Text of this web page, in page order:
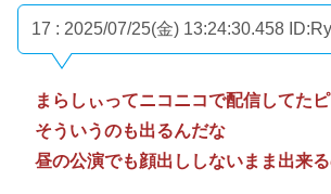
17 : 2025/07/25(金) 13:24:30.458
まらしぃってニコニコで配信してた
そういうのも出るんだな
昼の公演でも顔出ししないまま出来